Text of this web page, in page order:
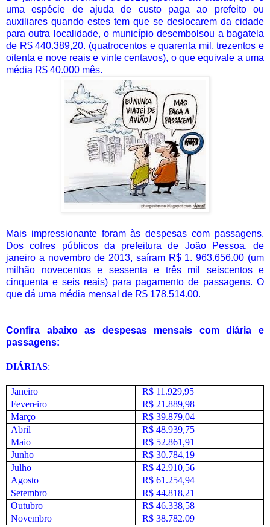
uma espécie de ajuda de custo paga ao prefeito ou
auxiliares quando estes tem que se deslocarem da cidade
para outra localidade, o município desembolsou a bagatela
de R$ 440.389,20. (quatrocentos e quarenta mil, trezentos e
oitenta e nove reais e vinte centavos), o que equivale a uma
média R$ 40.000 mês.
Mais impressionante foram às despesas com passagens.
Dos cofres públicos da prefeitura de João Pessoa, de
janeiro a novembro de 2013, saíram R$ 1. 963.656.00 (um
milhão novecentos e sessenta e três mil seiscentos e
cinquenta e seis reais) para pagamento de passagens. O
que dá uma média mensal de R$ 178.514.00.
Confira abaixo as despesas mensais com diária e
passagens:
DIÁRIAS:
Janeiro
R$ 11.929,95
Fevereiro
R$ 21.889,98
Março
R$ 39.879,04
Abril
R$ 48.939,75
Maio
R$ 52.861,91
Junho
R$ 30.784,19
Julho
R$ 42.910,56
Agosto
R$ 61.254,94
Setembro
R$ 44.818,21
Outubro
R$ 46.338,58
Novembro
R$ 38.782.09